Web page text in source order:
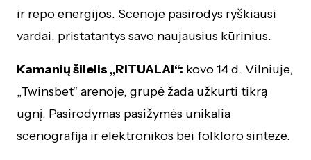
ir repo energijos. Scenoje pasirodys ryškiausi
vardai, pristatantys savo naujausius kūrinius.
Kamanių šilelis „RITUALAI“: kovo 14 d. Vilniuje,
„Twinsbet“ arenoje, grupė žada užkurti tikrą
ugnį. Pasirodymas pasižymės unikalia
scenografija ir elektronikos bei folkloro sinteze.